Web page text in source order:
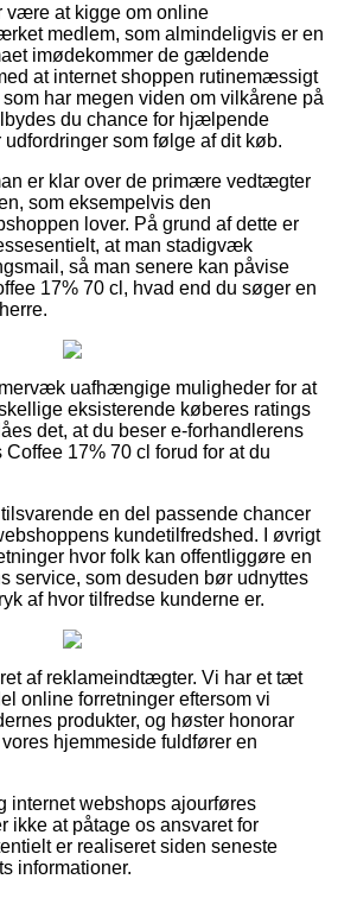
være at kigge om online
medlem, som almindeligvis er en
imødekommer de gældende
at internet shoppen rutinemæssigt
har megen viden om vilkårene på
du chance for hjælpende
som følge af dit køb.
er klar over de primære vedtægter
som eksempelvis den
lover. På grund af dette er
at man stadigvæk
så man senere kan påvise
17% 70 cl, hvad end du søger en
uafhængige muligheder for at
eksisterende køberes ratings
det, at du beser e-forhandlerens
17% 70 cl forud for at du
en del passende chancer
kundetilfredshed. I øvrigt
hvor folk kan offentliggøre en
service, som desuden bør udnyttes
af hvor tilfredse kunderne er.
af reklameindtægter. Vi har et tæt
online forretninger eftersom vi
produkter, og høster honorar
hjemmeside fuldfører en
internet webshops ajourføres
ikke at påtage os ansvaret for
er realiseret siden seneste
informationer.